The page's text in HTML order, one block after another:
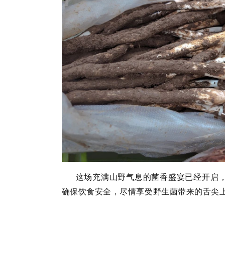
这场充满山野气息的菌香盛宴已经开启
确保饮食安全，尽情享受野生菌带来的舌尖